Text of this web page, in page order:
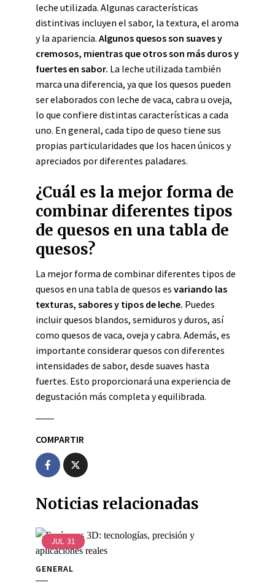
leche utilizada. Algunas características
distintivas incluyen el sabor, la textura, el aroma
y la apariencia. Algunos quesos son suaves y
cremosos, mientras que otros son más duros y
fuertes en sabor. La leche utilizada también
marca una diferencia, ya que los quesos pueden
ser elaborados con leche de vaca, cabra u oveja,
lo que confiere distintas características a cada
uno. En general, cada tipo de queso tiene sus
propias particularidades que los hacen únicos y
apreciados por diferentes paladares.
¿Cuál es la mejor forma de
combinar diferentes tipos
de quesos en una tabla de
quesos?
La mejor forma de combinar diferentes tipos de
quesos en una tabla de quesos es variando las
texturas, sabores y tipos de leche. Puedes
incluir quesos blandos, semiduros y duros, así
como quesos de vaca, oveja y cabra. Además, es
importante considerar quesos con diferentes
intensidades de sabor, desde suaves hasta
fuertes. Esto proporcionará una experiencia de
degustación más completa y equilibrada.
COMPARTIR
Noticias relacionadas
JUL 31
GENERAL